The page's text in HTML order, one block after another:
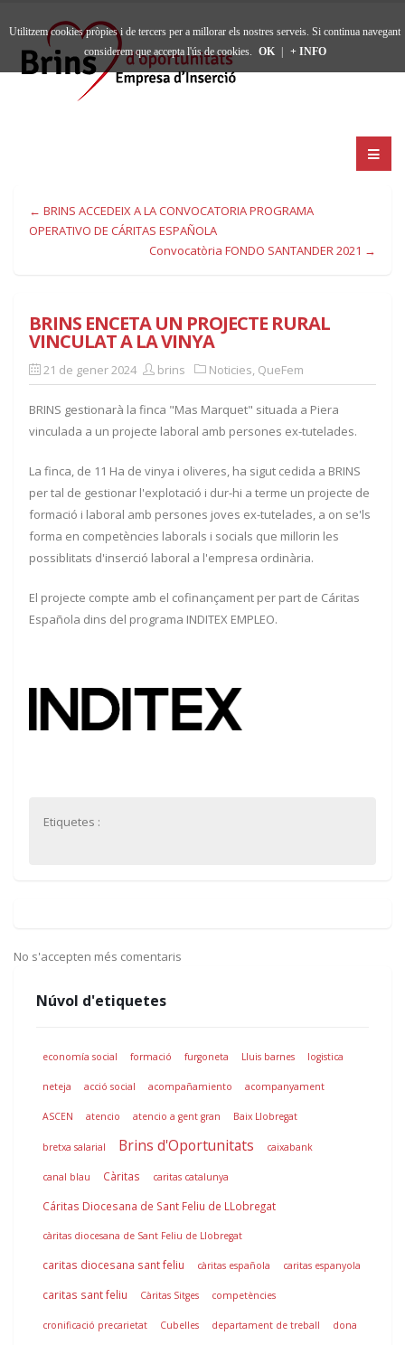
← BRINS ACCEDEIX A LA CONVOCATORIA PROGRAMA
OPERATIVO DE CÁRITAS ESPAÑOLA
Convocatòria FONDO SANTANDER 2021 →
BRINS ENCETA UN PROJECTE RURAL
VINCULAT A LA VINYA
21 de gener 2024 brins Noticies, QueFem
BRINS gestionarà la finca "Mas Marquet" situada a Piera
vinculada a un projecte laboral amb persones ex-tutelades.
La finca, de 11 Ha de vinya i oliveres, ha sigut cedida a BRINS
per tal de gestionar l'explotació i dur-hi a terme un projecte de
formació i laboral amb persones joves ex-tutelades, a on se'ls
forma en competències laborals i socials que millorin les
possiblitats d'inserció laboral a l'empresa ordinària.
El projecte compte amb el cofinançament per part de Cáritas
Española dins del programa INDITEX EMPLEO.
Etiquetes :
No s'accepten més comentaris
Núvol d'etiquetes
economía social formació furgoneta Lluis barnes logistica
neteja acció social acompañamiento acompanyament
ASCEN atencio atencio a gent gran Baix Llobregat
bretxa salarial Brins d'Oportunitats caixabank
canal blau Càritas caritas catalunya
Cáritas Diocesana de Sant Feliu de LLobregat
càritas diocesana de Sant Feliu de Llobregat
caritas diocesana sant feliu càritas española caritas espanyola
caritas sant feliu Càritas Sitges competències
cronificació precarietat Cubelles departament de treball dona
Utilitzem cookies pròpies i de tercers per a millorar els nostres serveis. Si continua navegant
considerem que accepta l'ús de cookies. OK + INFO